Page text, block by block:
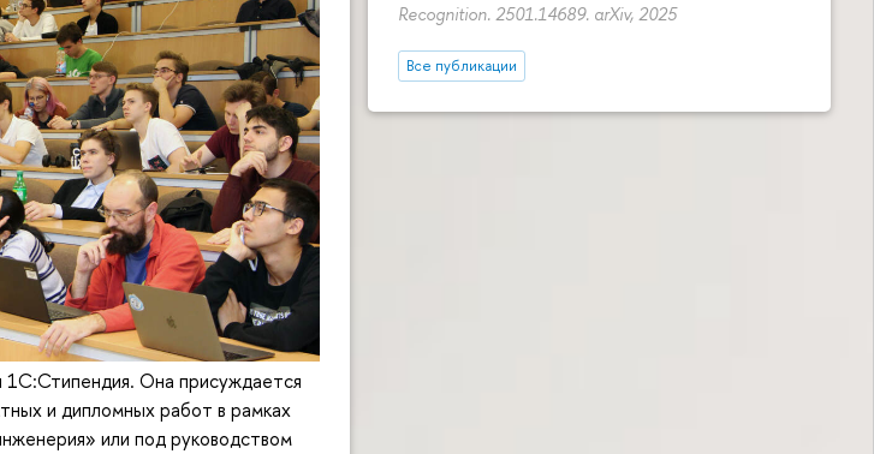
Recognition. 2501.14689. arXiv, 2025
Все публикации
Она присуждается
и дипломных работ в рамках
или под руководством